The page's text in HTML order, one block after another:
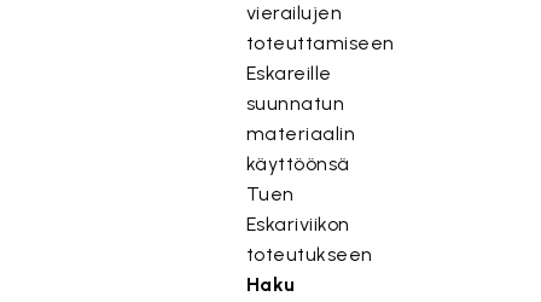
vierailujen
toteuttamiseen
Eskareille
suunnatun
materiaalin
käyttöönsä
Tuen
Eskariviikon
toteutukseen
Haku